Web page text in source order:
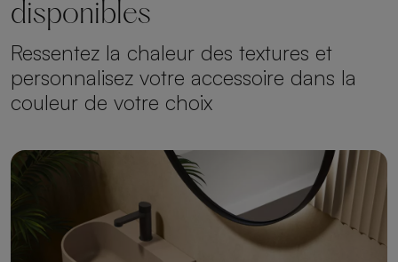
disponibles
Ressentez la chaleur des textures et
personnalisez votre accessoire dans la
couleur de votre choix